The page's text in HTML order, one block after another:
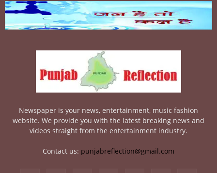
Newspaper is your news, entertainment, music fashion
website. We provide you with the latest breaking news and
videos straight from the entertainment industry.
Contact us: punjabreflection@gmail.com